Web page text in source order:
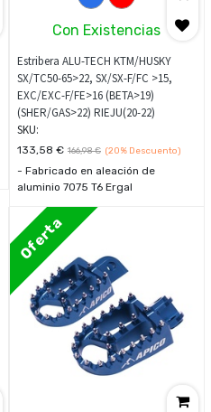
Con Existencias
Estribera ALU-TECH KTM/HUSKY
SX/TC50-65>22, SX/SX-F/FC >15,
EXC/EXC-F/FE>16 (BETA>19)
(SHER/GAS>22) RIEJU(20-22)
SKU:
133,58 € 166,98€ (20% Descuento)
- Fabricado en aleación de
aluminio 7075 T6 Ergal
intercambiable de acero
inoxidable AISI 304
- Viene completo con 2 casquillos
diferentes para colocar los
reposapiés en 2 posiciones
diferentes (estándar y más bajo /
hacia atrás)
- Viene completo de resortes,
tornillos de tope y espaciadores
para ajustar la inclinación
Oferta